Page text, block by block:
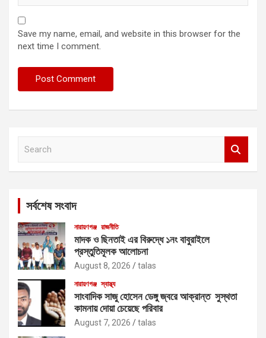
Save my name, email, and website in this browser for the
next time I comment.
সর্বশেষ সংবাদ
নারায়ণগঞ্জ রাজনীতি
মাদক ও ছিনতাই এর বিরুদ্ধে ১নং বাবুরাইলে
প্রস্তুতিমূলক আলোচনা
August 8, 2026 talas
নারায়ণগঞ্জ স্বাস্থ্য
সাংবাদিক সাজু হোসেন ডেঙ্গু জ্বরে আক্রান্ত সুস্থতা
কামনায় দোয়া চেয়েছে পরিবার
August 7, 2026 talas